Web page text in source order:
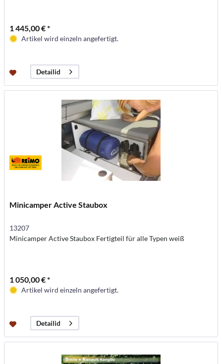
1 445,00 € *
Artikel wird einzeln angefertigt.
Detailid
Minicamper Active Staubox
13207
Minicamper Active Staubox Fertigteil für alle Typen weiß
1 050,00 € *
Artikel wird einzeln angefertigt.
Detailid